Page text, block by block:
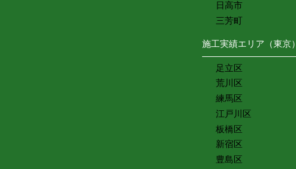
日高市
三芳町
施工実績エリア（東京）
足立区
荒川区
練馬区
江戸川区
板橋区
新宿区
豊島区